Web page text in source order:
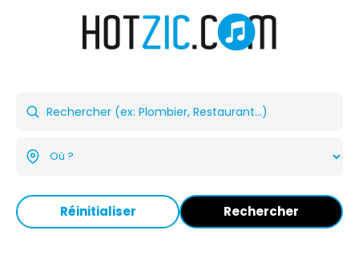
Réinitialiser Rechercher